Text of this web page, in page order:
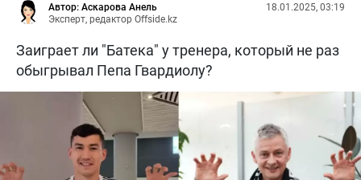
Автор: Аскарова Анель
Эксперт, редактор Offside.kz
18.01.2025, 03:19
Заиграет ли "Батека" у тренера, который не раз
обыгрывал Пепа Гвардиолу?